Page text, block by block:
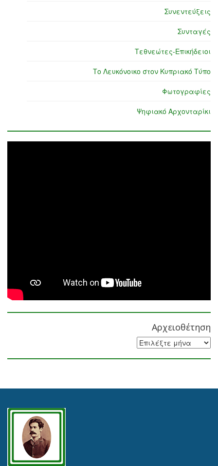
Συνεντεύξεις
Συνταγές
Τεθνεώτες-Επικήδειοι
Το Λευκόνοικο στον Κυπριακό Τύπο
Φωτογραφίες
Ψηφιακό Αρχονταρίκι
Αρχειοθέτηση
Αρχειοθέτηση